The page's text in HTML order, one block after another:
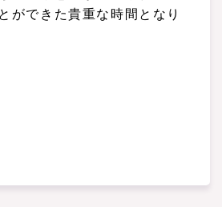
ができた貴重な時間となり